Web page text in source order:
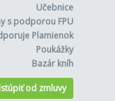
Učebnice
s podporou FPU
Plamienok
Poukážky
Bazár kníh
od zmluvy